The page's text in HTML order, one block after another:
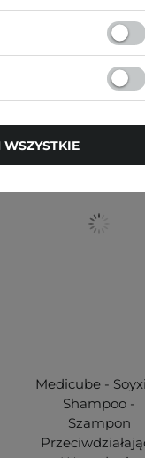
kupili ten
Medicube -
Shampoo -
Szampon